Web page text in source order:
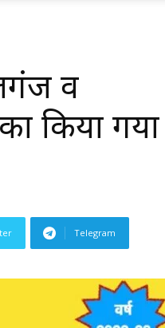
•
News,
व
किया गया
Telegram